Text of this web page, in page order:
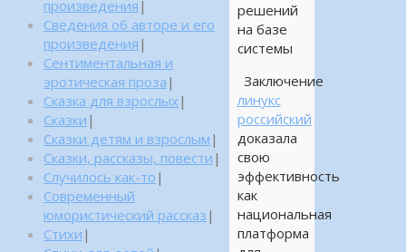
решений
на базе
системы
Заключение
линукс
российский
доказала
свою
эффективность
как
национальная
платформа
произведения |
Сведения об авторе и его
произведения |
Сентиментальная и
эротическая проза |
Сказка для взрослых |
Сказки |
Сказки детям и взрослым |
Сказки, рассказы, повести |
Случилось как-то |
Современный
юмористический рассказ |
Стихи |